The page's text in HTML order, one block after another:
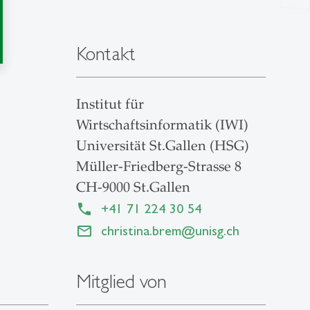
Kontakt
Institut für
Wirtschaftsinformatik (IWI)
Universität St.Gallen (HSG)
Müller-Friedberg-Strasse 8
CH-9000 St.Gallen
+41 71 224 30 54
christina.brem@unisg.ch
Mitglied von